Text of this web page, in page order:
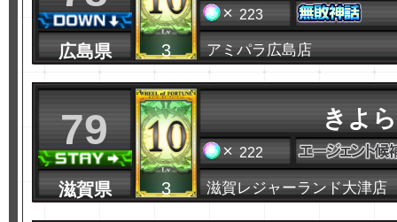
広島県 3
223
アミパラ広島店
79
滋賀県 3
きよら
222
滋賀レジャーランド大津店